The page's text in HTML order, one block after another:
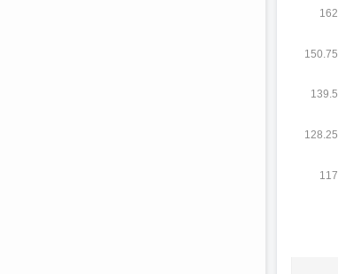
117
128.25
139.5
150.75
162